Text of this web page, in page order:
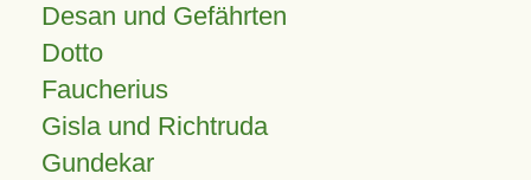
Desan und Gefährten
Dotto
Faucherius
Gisla und Richtruda
Gundekar